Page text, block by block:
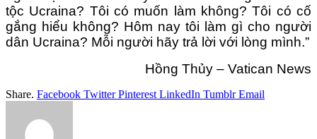
tộc Ucraina? Tôi có muốn làm không? Tôi có cố
gắng hiểu không? Hôm nay tôi làm gì cho người
dân Ucraina? Mỗi người hãy trả lời với lòng mình.”
Hồng Thủy – Vatican News
Share. Facebook Twitter Pinterest LinkedIn Tumblr Email